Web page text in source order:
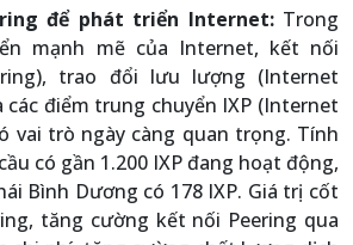
để phát triển Internet:Trong
mạnh mẽ của Internet, kết nối
trao đổi lưu lượng (Internet
các điểm trung chuyển IXP (Internet
vai trò ngày càng quan trọng. Tính
có gần 1.200 IXP đang hoạt động,
Bình Dương có 178 IXP. Giá trị cốt
tăng cường kết nối Peering qua